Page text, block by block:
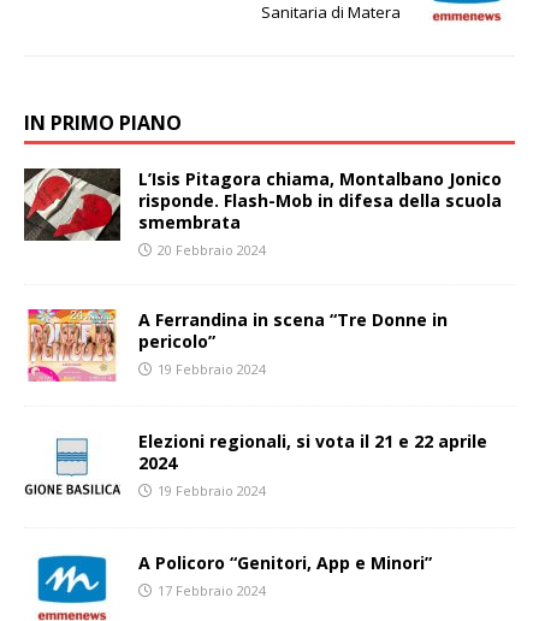
Sanitaria di Matera
IN PRIMO PIANO
L’Isis Pitagora chiama, Montalbano Jonico
risponde. Flash-Mob in difesa della scuola
smembrata
20 Febbraio 2024
A Ferrandina in scena “Tre Donne in
pericolo”
19 Febbraio 2024
Elezioni regionali, si vota il 21 e 22 aprile
2024
19 Febbraio 2024
A Policoro “Genitori, App e Minori”
17 Febbraio 2024